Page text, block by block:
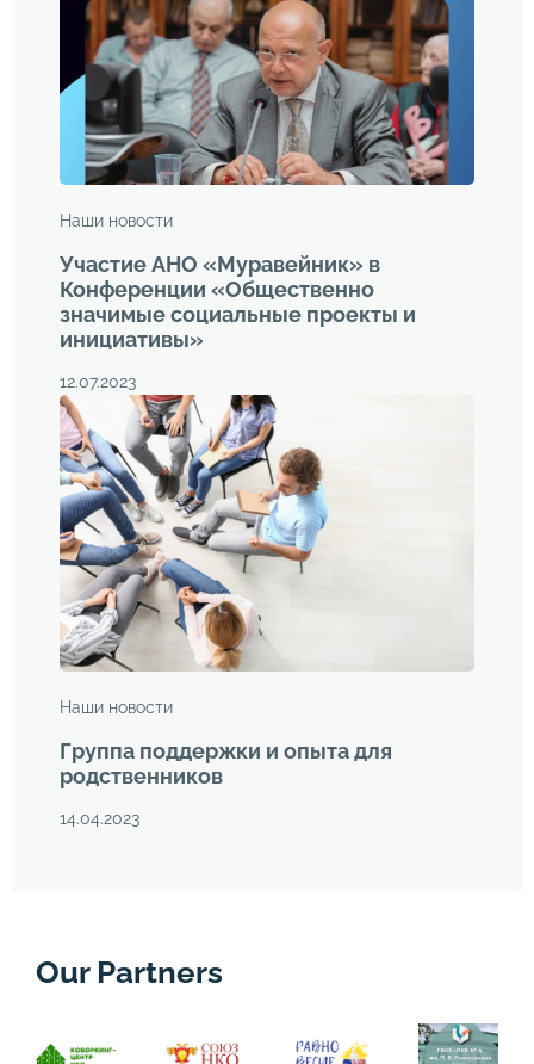
Наши новости
Участие АНО «Муравейник» в
Конференции «Общественно
значимые социальные проекты и
инициативы»
12.07.2023
Наши новости
Группа поддержки и опыта для
родственников
14.04.2023
Our Partners